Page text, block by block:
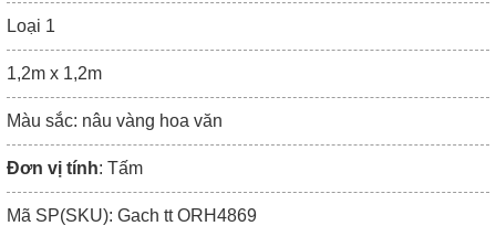
Loại 1
1,2m x 1,2m
Màu sắc: nâu vàng hoa văn
Đơn vị tính: Tấm
Mã SP(SKU): Gach tt ORH4869